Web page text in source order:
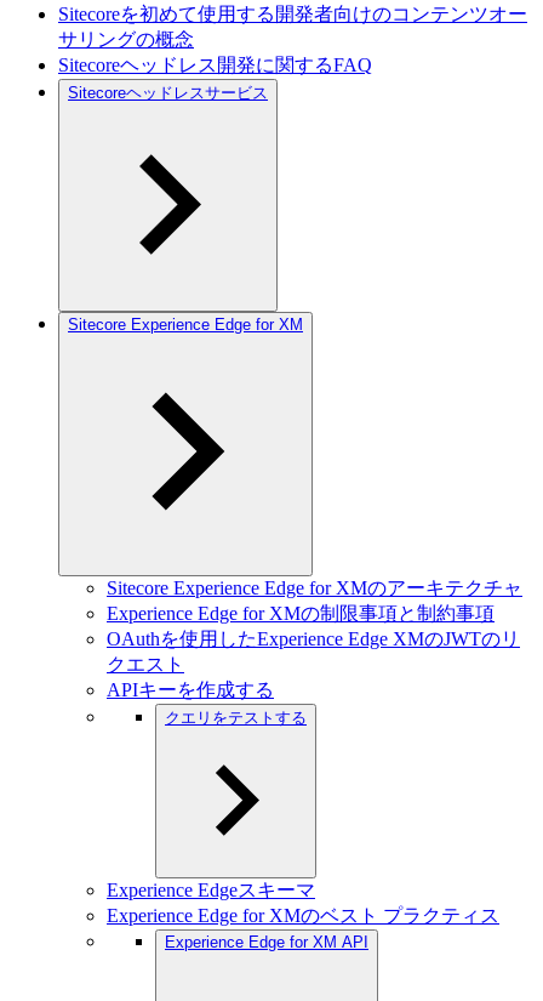
Sitecoreを初めて使用する開発者向けのコンテンツオー
サリングの概念
Sitecoreヘッドレス開発に関するFAQ
Sitecoreヘッドレスサービス
Sitecore Experience Edge for XM
Sitecore Experience Edge for XMのアーキテクチャ
Experience Edge for XMの制限事項と制約事項
OAuthを使用したExperience Edge XMのJWTのリ
クエスト
APIキーを作成する
クエリをテストする
Experience Edgeスキーマ
Experience Edge for XMのベスト プラクティス
Experience Edge for XM API